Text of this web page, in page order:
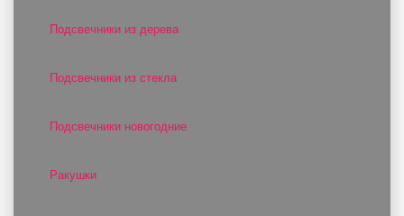
Подсвечники из дерева
Подсвечники из стекла
Подсвечники новогодние
Ракушки